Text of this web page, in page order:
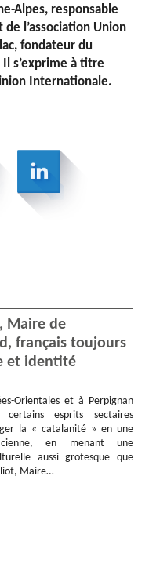
Alpes, responsable
l’association Union
fondateur du
s’exprime à titre
Internationale.
Maire de
français toujours
et identité
Orientales et à Perpignan
esprits sectaires
la « catalanité » en une
en menant une
aussi grotesque que
Maire…